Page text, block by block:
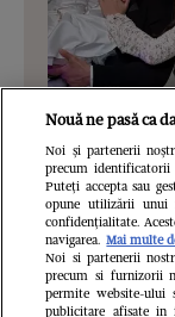
VEDETE SI
Ce s-a
Cornel
Insula
Nouă ne pasă ca
Noi și partenerii
precum identificatorii
Puteți accepta sau
opune utilizării unui
confidențialitate.
navigarea. Mai multe
Noi si partenerii
precum si furnizorii
permite website-ului
publicitare afisate